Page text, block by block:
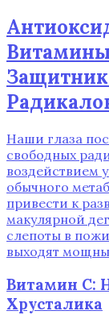
Наши глаза
свободных
воздействием
обычного
привести к
макулярной
слепоты в
выходят
Витамин C:
Хрусталика